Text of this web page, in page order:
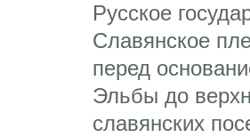
Русское
Славянское
перед
Эльбы до
славянских